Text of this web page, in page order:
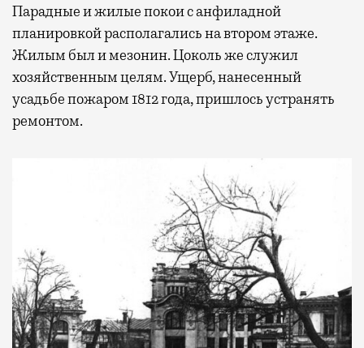
Парадные и жилые покои с анфиладной
планировкой располагались на втором этаже.
Жилым был и мезонин. Цоколь же служил
хозяйственным целям. Ущерб, нанесенный
усадьбе пожаром 1812 года, пришлось устранять
ремонтом.